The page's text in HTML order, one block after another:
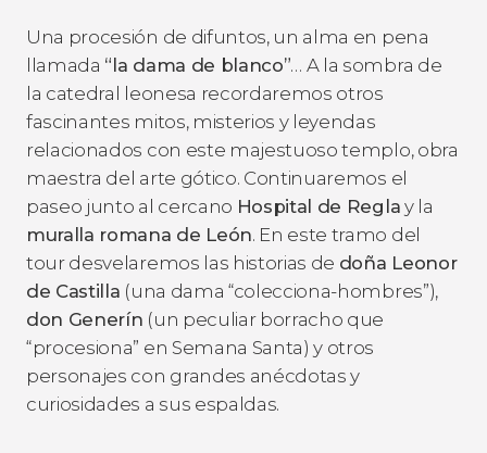
Una procesión de difuntos, un alma en pena
llamada “la dama de blanco”… A la sombra de
la catedral leonesa recordaremos otros
fascinantes mitos, misterios y leyendas
relacionados con este majestuoso templo, obra
maestra del arte gótico. Continuaremos el
paseo junto al cercano Hospital de Regla y la
muralla romana de León. En este tramo del
tour desvelaremos las historias de doña Leonor
de Castilla (una dama “colecciona-hombres”),
don Generín (un peculiar borracho que
“procesiona” en Semana Santa) y otros
personajes con grandes anécdotas y
curiosidades a sus espaldas.